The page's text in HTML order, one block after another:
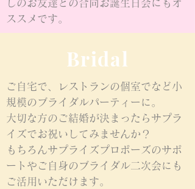
しのお友達との合同お誕生日会にもオ
ススメです。
Bridal
ご自宅で、レストランの個室でなど小
規模のブライダルパーティーに。
大切な方のご結婚が決まったらサプラ
イズでお祝いしてみませんか？
もちろんサプライズプロポーズのサポ
ートやご自身のブライダル二次会にも
ご活用いただけます。